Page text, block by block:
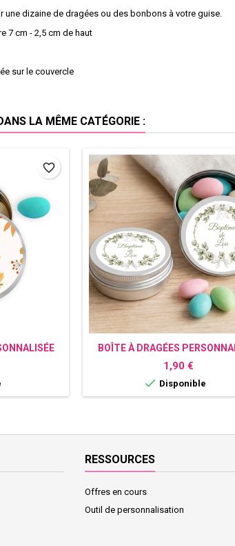
une dizaine de dragées ou des bonbons à votre guise.
7 cm - 2,5 cm de haut
sur le couvercle
LA MÊME CATÉGORIE :
favorite_border
BOÎTE À DRAGÉES
BAPTÊME COURONNE
Prix
1,90 €
 Disponible
RESSOURCES
Offres en cours
Outil de personnalisation